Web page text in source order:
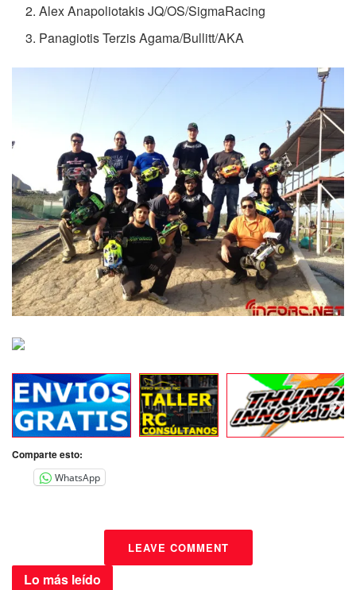
Alex Anapoliotakis JQ/OS/SigmaRacing
Panagiotis Terzis Agama/Bullitt/AKA
Comparte esto:
WhatsApp
LEAVE COMMENT
Lo más leído